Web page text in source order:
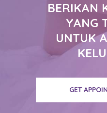
BERIKAN
YANG
UNTUK
GET